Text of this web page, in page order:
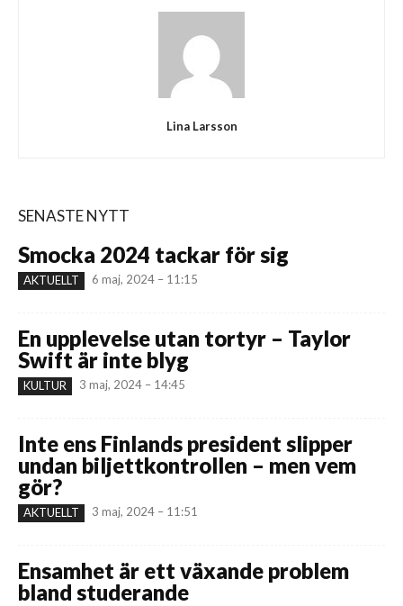
Lina Larsson
SENASTE NYTT
Smocka 2024 tackar för sig
AKTUELLT 6 maj, 2024 – 11:15
En upplevelse utan tortyr – Taylor
Swift är inte blyg
KULTUR 3 maj, 2024 – 14:45
Inte ens Finlands president slipper
undan biljettkontrollen – men vem
gör?
AKTUELLT 3 maj, 2024 – 11:51
Ensamhet är ett växande problem
bland studerande